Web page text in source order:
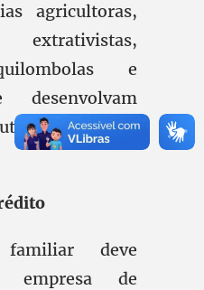
agricultoras,
e
desenvolvam
no meio
deve
empresa de